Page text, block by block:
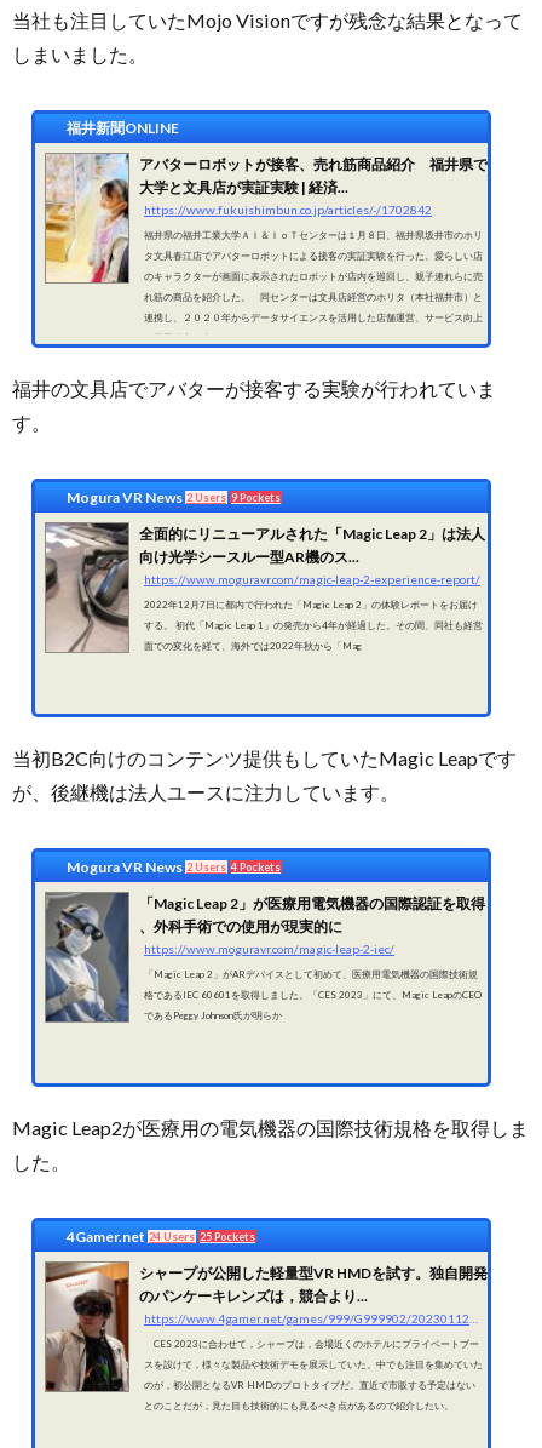
当社も注目していたMojo Visionですが残念な結果となって
しまいました。
福井新聞ONLINE
アバターロボットが接客、売れ筋商品紹介 福井県で
大学と文具店が実証実験 | 経済...
https://www.fukuishimbun.co.jp/articles/-/1702842
福井県の福井工業大学ＡＩ＆ＩｏＴセンターは１月８日、福井県坂井市のホリ
タ文具春江店でアバターロボットによる接客の実証実験を行った。愛らしい店
のキャラクターが画面に表示されたロボットが店内を巡回し、親子連れらに売
れ筋の商品を紹介した。 同センターは文具店経営のホリタ（本社福井市）と
連携し、２０２０年からデータサイエンスを活用した店舗運営、サービス向上
の共同研究を進めている。
福井の文具店でアバターが接客する実験が行われていま
す。
Mogura VR News 2 Users 9 Pockets
全面的にリニューアルされた「Magic Leap 2」は法人
向け光学シースルー型AR機のス...
https://www.moguravr.com/magic-leap-2-experience-report/
2022年12月7日に都内で行われた「Magic Leap 2」の体験レポートをお届け
する。 初代「Magic Leap 1」の発売から4年が経過した。その間、同社も経営
面での変化を経て、海外では2022年秋から「Mag
当初B2C向けのコンテンツ提供もしていたMagic Leapです
が、後継機は法人ユースに注力しています。
Mogura VR News 2 Users 4 Pockets
「Magic Leap 2」が医療用電気機器の国際認証を取得​​
、外科手術での使用が現実的に
https://www.moguravr.com/magic-leap-2-iec/
「Magic Leap 2」がARデバイスとして初めて、医療用電気機器の国際技術規
格であるIEC 60601を取得しました。「CES 2023」にて、Magic LeapのCEO
であるPeggy Johnson氏が明らか
Magic Leap2が医療用の電気機器の国際技術規格を取得しま
した。
4Gamer.net 24 Users 25 Pockets
シャープが公開した軽量型VR HMDを試す。独自開発
のパンケーキレンズは，競合より...
CES 2023に合わせて，シャープは，会場近くのホテルにプライベートブー
スを設けて，様々な製品や技術デモを展示していた。中でも注目を集めていた
のが，初公開となるVR HMDのプロトタイプだ。直近で市販する予定はない
とのことだが，見た目も技術的にも見るべき点があるので紹介したい。